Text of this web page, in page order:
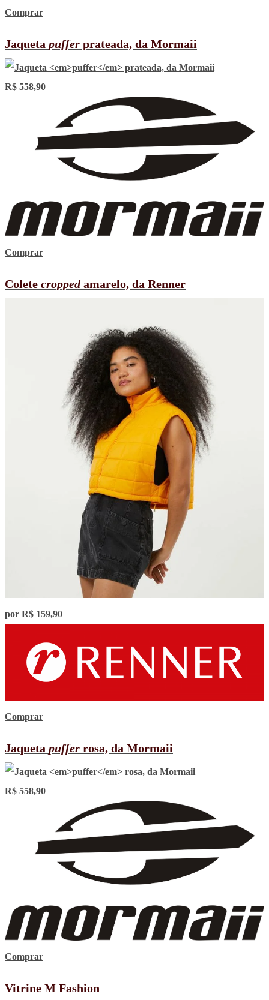
Comprar
Jaqueta puffer prateada, da Mormaii
R$ 558,90
Comprar
Colete croppedamarelo, da Renner
por R$ 159,90
Comprar
Jaqueta puffer rosa, da Mormaii
R$ 558,90
Comprar
Vitrine M Fashion